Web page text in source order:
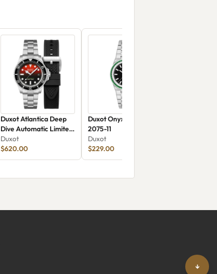
Duxot Atlantica Deep
Dive Automatic Limited
Edition DX-2066-55
Duxot
$620.00
Duxot Onyx Glow DX-
2075-11
Duxot
$229.00
↓